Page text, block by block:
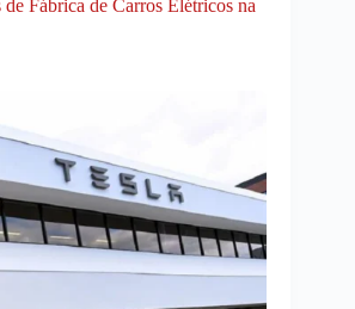
Fábrica de Carros Elétricos na